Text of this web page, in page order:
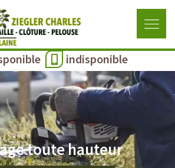
indisponible
toute hauteur